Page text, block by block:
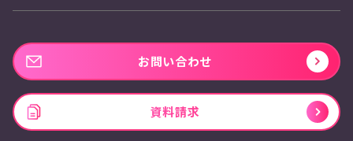
お問い合わせ
資料請求